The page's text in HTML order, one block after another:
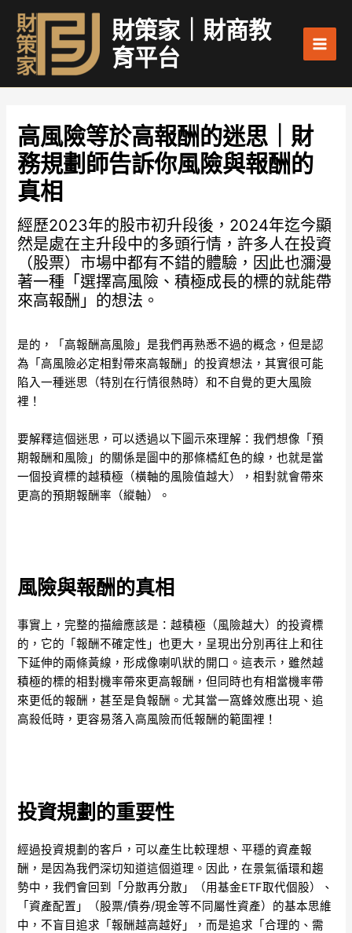
內
財策家｜財商教
育平台
高風險等於高報酬的迷思｜財
務規劃師告訴你風險與報酬的
真相
經歷2023年的股市初升段後，2024年迄今顯
然是處在主升段中的多頭行情，許多人在投資
（股票）市場中都有不錯的體驗，因此也瀰漫
著一種「選擇高風險、積極成長的標的就能帶
來高報酬」的想法。
是的，「高報酬高風險」是我們再熟悉不過的概念，但是認
為「高風險必定相對帶來高報酬」的投資想法，其實很可能
陷入一種迷思（特別在行情很熱時）和不自覺的更大風險
裡！
要解釋這個迷思，可以透過以下圖示來理解：我們想像「預
期報酬和風險」的關係是圖中的那條橘紅色的線，也就是當
一個投資標的越積極（橫軸的風險值越大），相對就會帶來
更高的預期報酬率（縱軸）。
風險與報酬的真相
事實上，完整的描繪應該是：越積極（風險越大）的投資標
的，它的「報酬不確定性」也更大，呈現出分別再往上和往
下延伸的兩條黃線，形成像喇叭狀的開口。這表示，雖然越
積極的標的相對機率帶來更高報酬，但同時也有相當機率帶
來更低的報酬，甚至是負報酬。尤其當一窩蜂效應出現、追
高殺低時，更容易落入高風險而低報酬的範圍裡！
投資規劃的重要性
經過投資規劃的客戶，可以產生比較理想、平穩的資產報
酬，是因為我們深切知道這個道理。因此，在景氣循環和趨
勢中，我們會回到「分散再分散」（用基金ETF取代個股）、
「資產配置」（股票/債券/現金等不同屬性資產）的基本思維
中，不盲目追求「報酬越高越好」，而是追求「合理的、需